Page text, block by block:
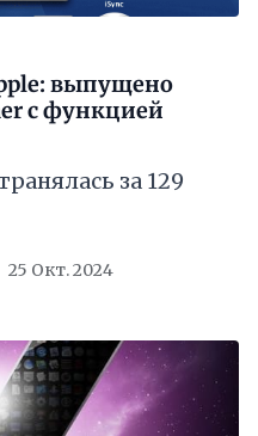
выпущено
с функцией
за 129
25 Окт. 2024